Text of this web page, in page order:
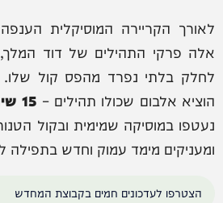
לאורך הקריירה המוסיקלית
אלה פרקי התהילים של דוד המלך,
לחלק בלתי נפרד מהפס קול
הוציא אלבום שכולו תהילים – 15 שירי המעלות
נעטפו במוסיקה שמימית ובקול
ומעניקים מימד עמוק וחדש
הצטרפו לעדכונים חמים בקבוצת המחדש